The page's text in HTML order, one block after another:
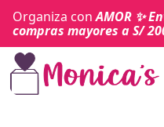
Organiza conAMOR ✨
compras mayores a S/
Ir a Inicio